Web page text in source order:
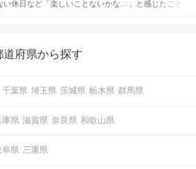
するので、ぜひ参考にしてください。
い休日など「楽しいことないかな…」と感じたこと
アイデアを集めました♪ いままさに楽しいことを探し
道府県から探す
千葉県 埼玉県 茨城県 栃木県 群馬県
庫県 滋賀県 奈良県 和歌山県
阜県 三重県